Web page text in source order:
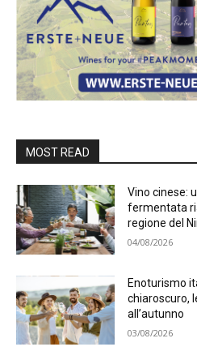
MOST READ
Vino cinese:
fermentata
regione del
04/08/2026
Enoturismo
chiaroscuro,
all’autunno
03/08/2026